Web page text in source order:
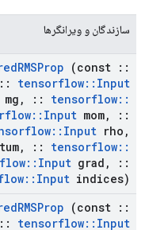
سازندگان و ویرانگرها
RMSProp (const ::
:: tensorflow:: Input
mg , :: tensorflow::
:: Input mom,
::
:: Input rho ,
, :: tensorflow::
:: Input grad ,
::
:: Input indices)
RMSProp (const ::
:: tensorflow:: Input